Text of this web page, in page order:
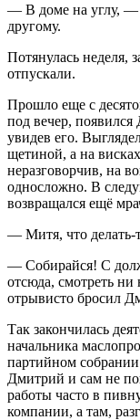
— В доме на углу, —
другому.
Потянулась неделя,
отпускали.
Прошло еще с
под вечер,
увидев его.
щетиной, а на
неразговорчив, на
односложно. В
возвращался ещё
— Митя, что делать-
— Собирайся! С
отсюда, смотреть
отрывисто
Так закончилась
начальника
партийном
Дмитрий и сам не
работы часто в
компании, а там,